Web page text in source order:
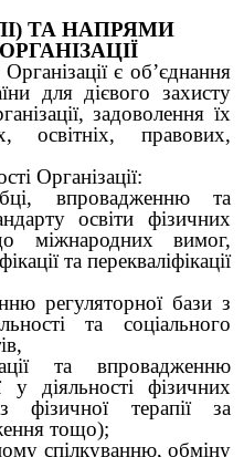
ТА НАПРЯМИ
є об’єднання
для дієвого захисту
задоволення їх
освітніх, правових,
Організації:
впровадженню та
освіти фізичних
міжнародних вимог,
та перекваліфікації
регуляторної бази з
та соціального
та впровадженню
у діяльності фізичних
фізичної терапії за
тощо);
спілкуванню, обміну